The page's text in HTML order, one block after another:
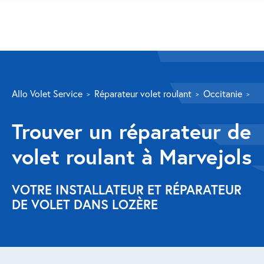
Volet roulant
Réparation
Volet roulant Velux
Réparation store banne
Allo Volet Service Réparateur volet roulant Occitanie
Trouver un réparateur de
volet roulant à Marvejols
VOTRE INSTALLATEUR ET RÉPARATEUR
DE VOLET DANS LOZÈRE